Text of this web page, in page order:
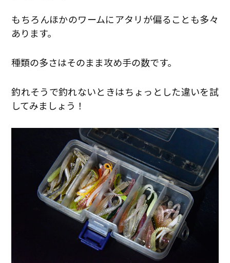
もちろんほかのワームにアタリが偏ることも多々
あります。
種類の多さはそのまま攻め手の数です。
釣れそうで釣れないときはちょっとした違いを試
してみましょう！